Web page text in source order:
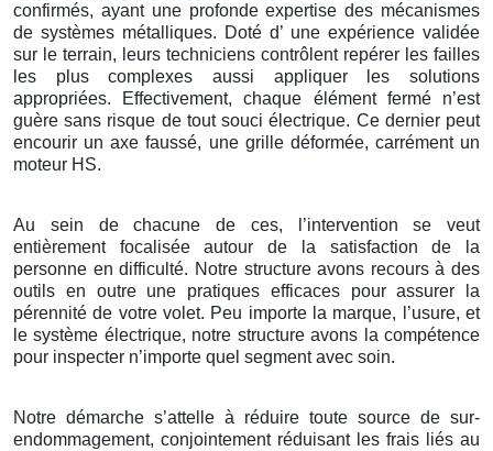
confirmés, ayant une profonde expertise des mécanismes
de systèmes métalliques. Doté d’ une expérience validée
sur le terrain, leurs techniciens contrôlent repérer les failles
les plus complexes aussi appliquer les solutions
appropriées. Effectivement, chaque élément fermé n’est
guère sans risque de tout souci électrique. Ce dernier peut
encourir un axe faussé, une grille déformée, carrément un
moteur HS.
Au sein de chacune de ces, l’intervention se veut
entièrement focalisée autour de la satisfaction de la
personne en difficulté. Notre structure avons recours à des
outils en outre une pratiques efficaces pour assurer la
pérennité de votre volet. Peu importe la marque, l’usure, et
le système électrique, notre structure avons la compétence
pour inspecter n’importe quel segment avec soin.
Notre démarche s’attelle à réduire toute source de sur-
endommagement, conjointement réduisant les frais liés au